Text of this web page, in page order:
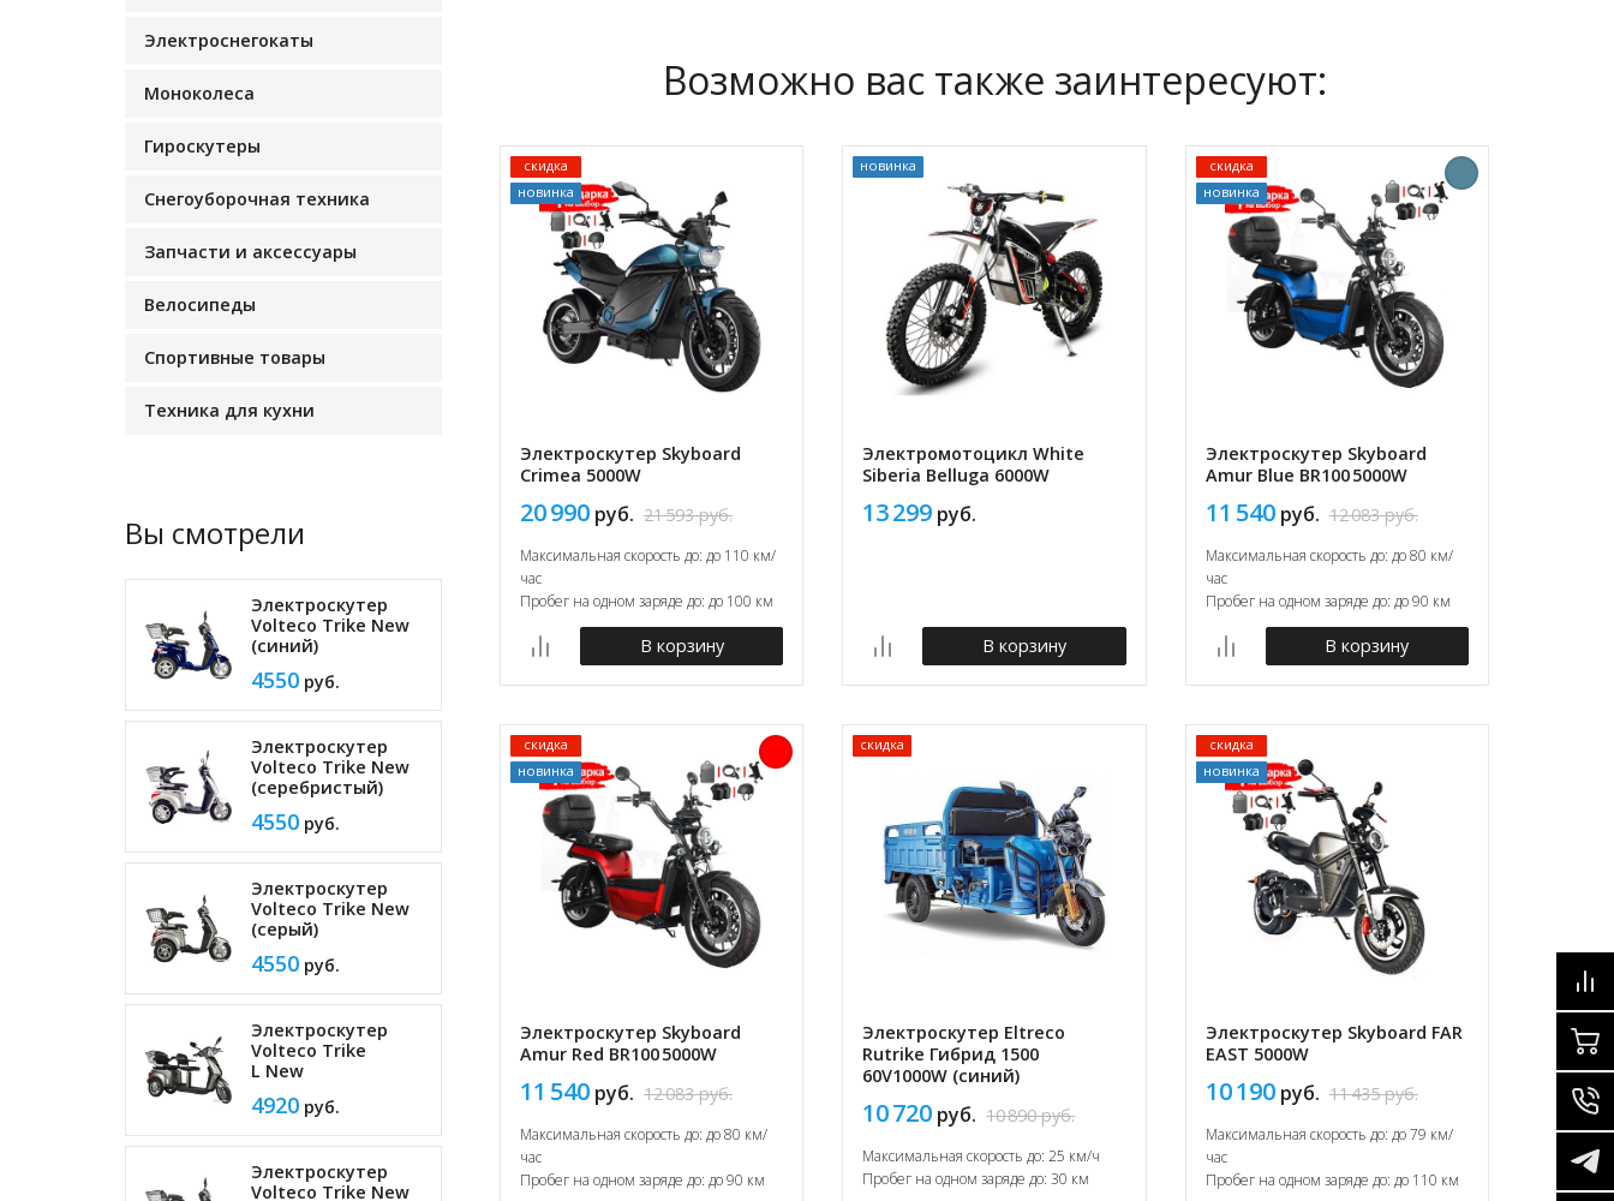
Электроснегокаты
Моноколеса
Гироскутеры
Снегоуборочная техника
Запчасти и аксессуары
Велосипеды
Спортивные товары
Техника для кухни
Вы смотрели
Электроскутер
Volteco Trike New
(синий)
4550 руб.
Электроскутер
Volteco Trike New
(серебристый)
4550 руб.
Электроскутер
Volteco Trike New
(серый)
4550 руб.
Электроскутер
Volteco Trike
L New
4920 руб.
Электроскутер
Volteco Trike New
Возможно вас также заинтересуют:
скидка
новинка
Электроскутер Skyboard
Crimea 5000W
20 990 руб. 21 593руб.
Максимальная скорость до: до 110 км/
час
Пробег на одном заряде до: до 100 км
В корзину
новинка
Электромотоцикл White
Siberia Belluga 6000W
13 299 руб.
В корзину
скидка
новинка
Электроскутер Skyboard
Amur Blue BR100 5000W
11 540руб. 12 083руб.
Максимальная скорость до: до 80 км/
час
Пробег на одном заряде до: до 90 км
В корзину
скидка
новинка
Электроскутер Skyboard
Amur Red BR100 5000W
11 540 руб. 12 083руб.
Максимальная скорость до: до 80 км/
час
Пробег на одном заряде до: до 90 км
скидка
Электроскутер Eltreco
Rutrike Гибрид 1500
60V1000W (синий)
10 720 руб. 10 890руб.
Максимальная скорость до: 25 км/ч
Пробег на одном заряде до: 30 км
скидка
новинка
Электроскутер Skyboard FAR
EAST 5000W
10 190руб. 11 435руб.
Максимальная скорость до: до 79 км/
час
Пробег на одном заряде до: до 110 км